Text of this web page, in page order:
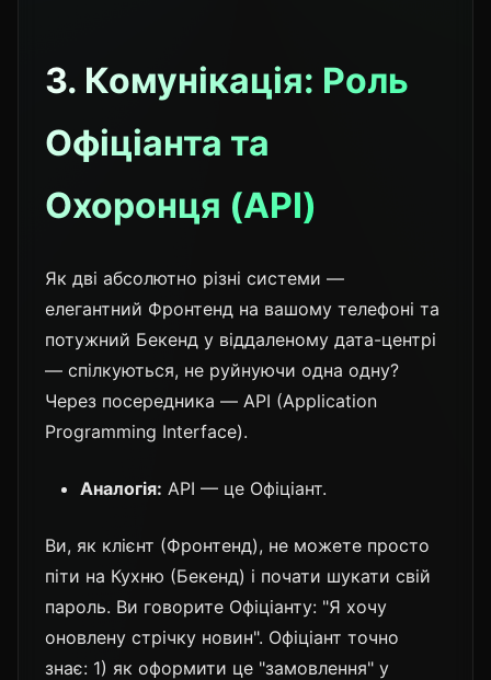
3. Комунікація: Роль
Офіціанта та
Охоронця (API)
Як дві абсолютно різні системи —
елегантний Фронтенд на вашому телефоні та
потужний Бекенд у віддаленому дата-центрі
— спілкуються, не руйнуючи одна одну?
Через посередника — API (Application
Programming Interface).
Аналогія: API — це Офіціант.
Ви, як клієнт (Фронтенд), не можете просто
піти на Кухню (Бекенд) і почати шукати свій
пароль. Ви говорите Офіціанту: "Я хочу
оновлену стрічку новин". Офіціант точно
знає: 1) як оформити це "замовлення" у